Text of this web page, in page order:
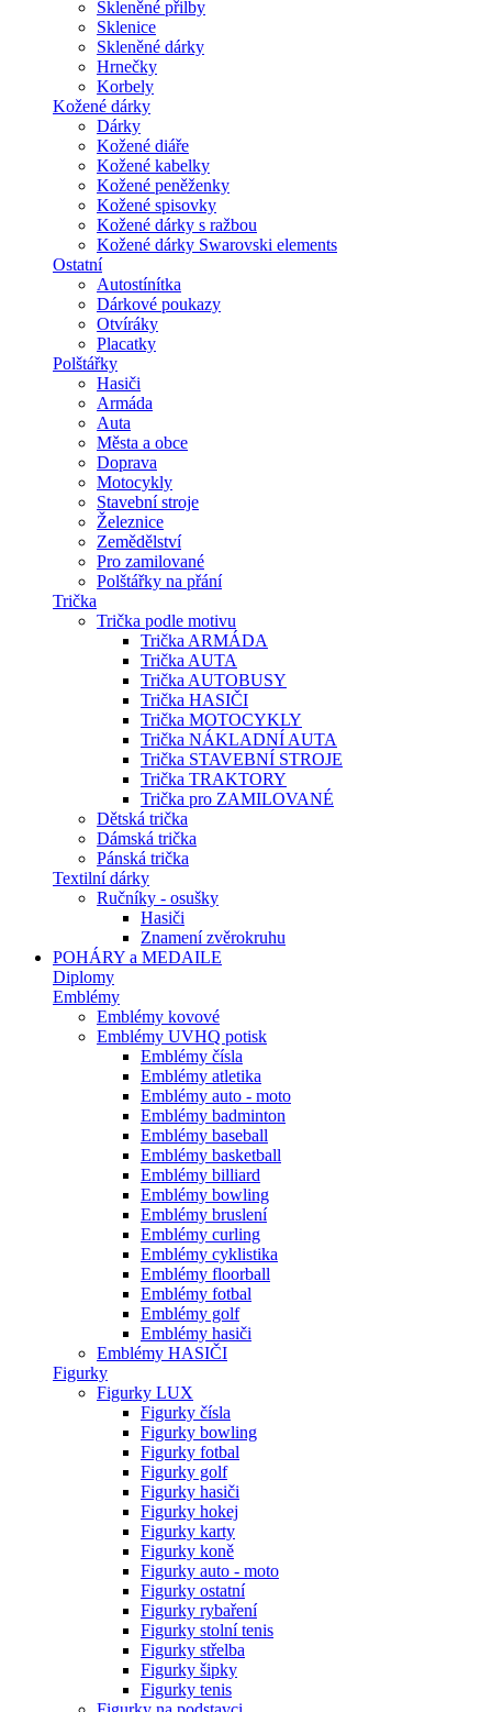
Skleněné přilby
Sklenice
Skleněné dárky
Hrnečky
Korbely
Kožené dárky
Dárky
Kožené diáře
Kožené kabelky
Kožené peněženky
Kožené spisovky
Kožené dárky s ražbou
Kožené dárky Swarovski elements
Ostatní
Autostínítka
Dárkové poukazy
Otvíráky
Placatky
Polštářky
Hasiči
Armáda
Auta
Města a obce
Doprava
Motocykly
Stavební stroje
Železnice
Zemědělství
Pro zamilované
Polštářky na přání
Trička
Trička podle motivu
Trička ARMÁDA
Trička AUTA
Trička AUTOBUSY
Trička HASIČI
Trička MOTOCYKLY
Trička NÁKLADNÍ AUTA
Trička STAVEBNÍ STROJE
Trička TRAKTORY
Trička pro ZAMILOVANÉ
Dětská trička
Dámská trička
Pánská trička
Textilní dárky
Ručníky - osušky
Hasiči
Znamení zvěrokruhu
POHÁRY a MEDAILE
Diplomy
Emblémy
Emblémy kovové
Emblémy UVHQ potisk
Emblémy čísla
Emblémy atletika
Emblémy auto - moto
Emblémy badminton
Emblémy baseball
Emblémy basketball
Emblémy billiard
Emblémy bowling
Emblémy bruslení
Emblémy curling
Emblémy cyklistika
Emblémy floorball
Emblémy fotbal
Emblémy golf
Emblémy hasiči
Emblémy HASIČI
Figurky
Figurky LUX
Figurky čísla
Figurky bowling
Figurky fotbal
Figurky golf
Figurky hasiči
Figurky hokej
Figurky karty
Figurky koně
Figurky auto - moto
Figurky ostatní
Figurky rybaření
Figurky stolní tenis
Figurky střelba
Figurky šipky
Figurky tenis